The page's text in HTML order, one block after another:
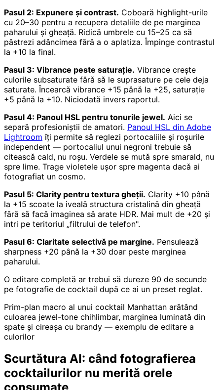
Pasul 2: Expunere și contrast. Coboară highlight-urile
cu 20–30 pentru a recupera detaliile de pe marginea
paharului și gheață. Ridică umbrele cu 15–25 ca să
păstrezi adâncimea fără a o aplatiza. Împinge contrastul
la +10 la final.
Pasul 3: Vibrance peste saturație. Vibrance crește
culorile subsaturate fără să le suprasature pe cele deja
saturate. Încearcă vibrance +15 până la +25, saturație
+5 până la +10. Niciodată invers raportul.
Pasul 4: Panoul HSL pentru tonurile jewel. Aici se
separă profesioniștii de amatori. Panoul HSL din Adobe
Lightroom îți permite să reglezi portocaliile și roșurile
independent — portocaliul unui negroni trebuie să
citească cald, nu roșu. Verdele se mută spre smarald, nu
spre lime. Trage violetele ușor spre magenta dacă ai
fotografiat un cosmo.
Pasul 5: Clarity pentru textura gheții. Clarity +10 până
la +15 scoate la iveală structura cristalină din gheață
fără să facă imaginea să arate HDR. Mai mult de +20 și
intri pe teritoriul „filtrului de telefon".
Pasul 6: Claritate selectivă pe margine. Pensulează
sharpness +20 până la +30 doar peste marginea
paharului.
O editare completă ar trebui să dureze 90 de secunde
pe fotografie de cocktail după ce ai un preset reglat.
Prim-plan macro al unui cocktail Manhattan arătând
culoarea jewel-tone chihlimbar, marginea luminată din
spate și cireașa cu brandy — exemplu de editare a
culorilor
Scurtătura AI: când fotografierea
cocktailurilor nu merită orele